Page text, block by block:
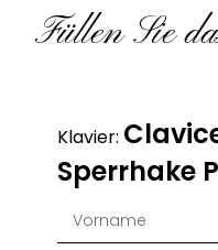
Füllen Sie
Klavier:
Sperrhake